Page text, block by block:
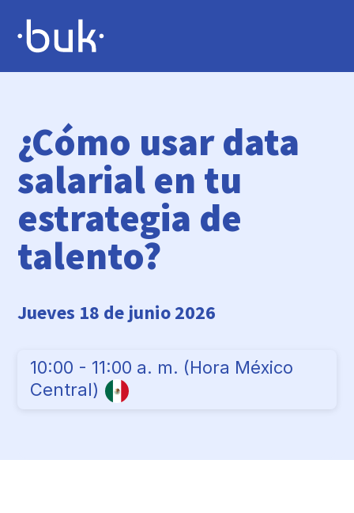
¿Cómo usar data
salarial en tu
estrategia de
talento?
Jueves 18 de junio 2026
10:00 - 11:00 a. m. (Hora México
Central)